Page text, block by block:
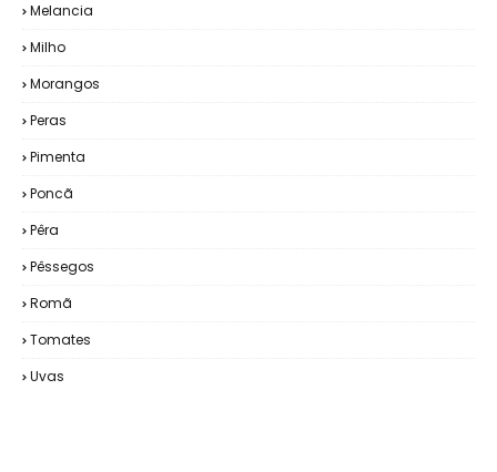
Melancia
Milho
Morangos
Peras
Pimenta
Poncã
Pêra
Pêssegos
Romã
Tomates
Uvas